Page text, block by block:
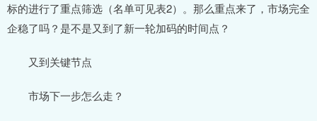
标的进行了重点筛选（名单可见表2）。那么重点来了，市场完全
企稳了吗？是不是又到了新一轮加码的时间点？
又到关键节点
市场下一步怎么走？